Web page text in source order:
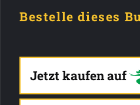
Bestelle dieses
Jetzt kaufen auf